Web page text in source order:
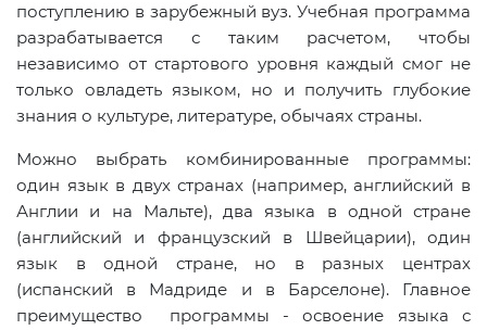
поступлению в зарубежный вуз. Учебная программа
разрабатывается с таким расчетом, чтобы
независимо от стартового уровня каждый смог не
только овладеть языком, но и получить глубокие
знания о культуре, литературе, обычаях страны.
Можно выбрать комбинированные программы:
один язык в двух странах (например, английский в
Англии и на Мальте), два языка в одной стране
(английский и французский в Швейцарии), один
язык в одной стране, но в разных центрах
(испанский в Мадриде и в Барселоне). Главное
преимущество программы - освоение языка с